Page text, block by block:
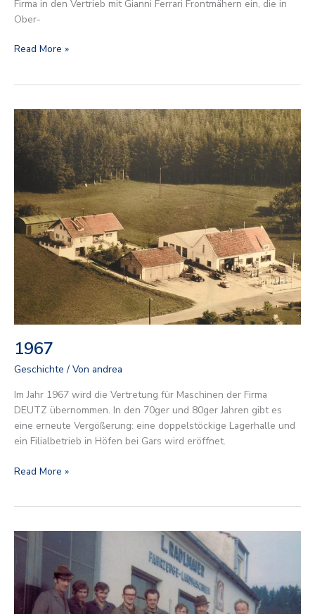
Firma in den Vertrieb mit Gianni Ferrari Frontmähern ein, die in
Ober-
Read More »
1967
Geschichte / Von andrea
Im Jahr 1967 wird die Vertretung für Maschinen der Firma
DEUTZ übernommen. In den 70ger und 80ger Jahren gibt es
eine erneute Vergößerung: eine doppelstöckige Lagerhalle und
ein Filialbetrieb in Höfen bei Gars wird eröffnet.
1967
Read More »
1962